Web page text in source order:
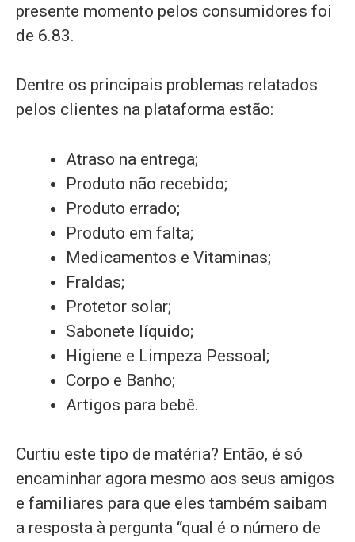
presente momento pelos consumidores foi
de 6.83.
Dentre os principais problemas relatados
pelos clientes na plataforma estão:
Atraso na entrega;
Produto não recebido;
Produto errado;
Produto em falta;
Medicamentos e Vitaminas;
Fraldas;
Protetor solar;
Sabonete líquido;
Higiene e Limpeza Pessoal;
Corpo e Banho;
Artigos para bebê.
Curtiu este tipo de matéria? Então, é só
encaminhar agora mesmo aos seus amigos
e familiares para que eles também saibam
a resposta à pergunta “qual é o número de